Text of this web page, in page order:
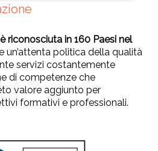
riconosciuta in 160 Paesi nel
un’attenta politica della qualità
servizi costantemente
di competenze che
valore aggiunto per
formativi e professionali.